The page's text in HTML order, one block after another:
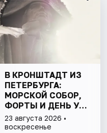
В КРОНШТАДТ ИЗ
ПЕТЕРБУРГА:
МОРСКОЙ СОБОР,
ФОРТЫ И ДЕНЬ У
ФИНСКОГО ЗАЛИВА.
ВСЁ ВКЛЮЧЕНО
23 августа 2026 •
воскресенье